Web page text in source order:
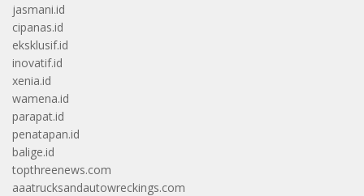
jasmani.id
cipanas.id
eksklusif.id
inovatif.id
xenia.id
wamena.id
parapat.id
penatapan.id
balige.id
topthreenews.com
aaatrucksandautowreckings.com